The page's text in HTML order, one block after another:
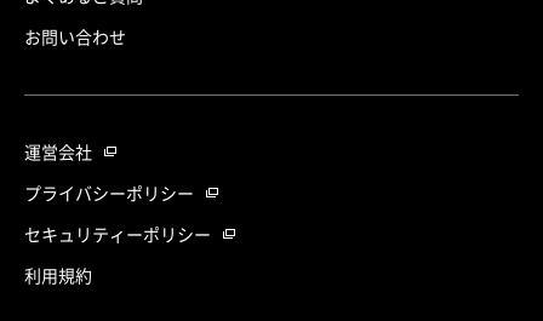
お問い合わせ
運営会社
プライバシーポリシー
セキュリティーポリシー
利用規約